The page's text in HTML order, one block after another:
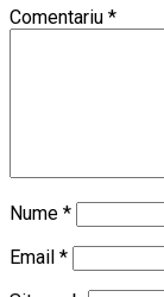
Comentariu *
Nume *
Email *